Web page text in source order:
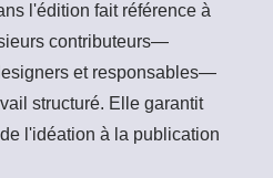
l'édition fait référence à
contributeurs—
et responsables—
structuré. Elle garantit
l'idéation à la publication